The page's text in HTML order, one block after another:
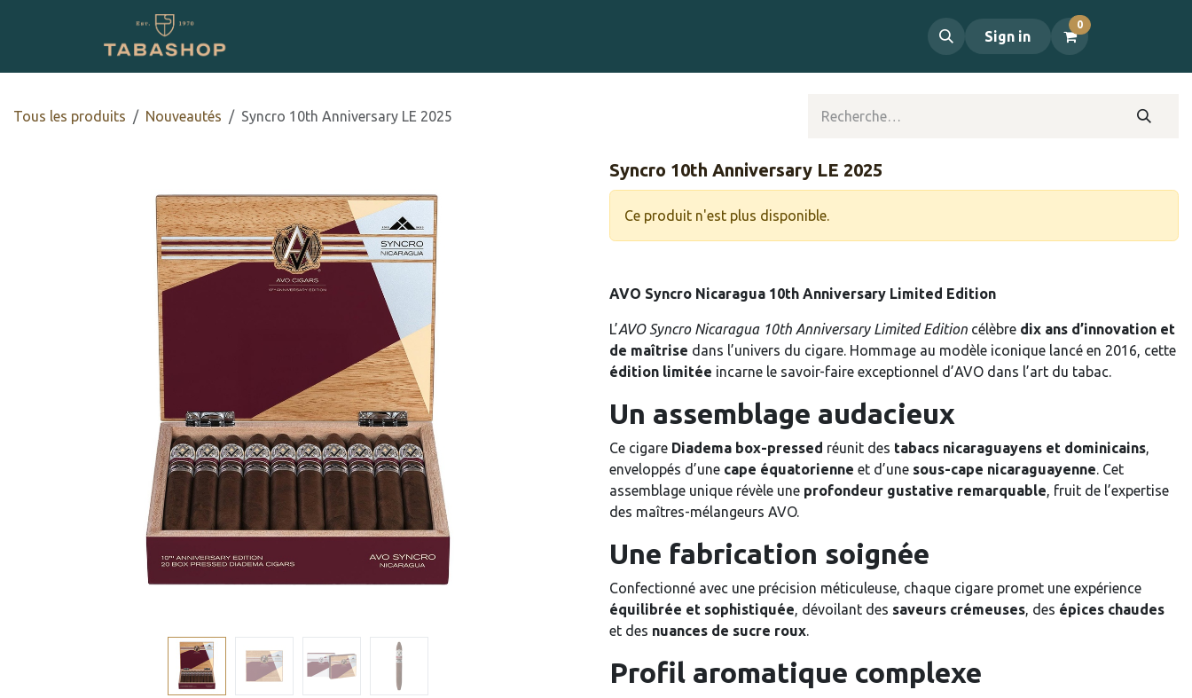
Sign in
0
Tous les produits ​Nouveautés Syncro 10th Anniversary LE 2025
Syncro 10th Anniversary LE 2025
Ce produit n'est plus disponible.
AVO Syncro Nicaragua 10th Anniversary Limited Edition
L’AVO Syncro Nicaragua 10th Anniversary Limited Edition célèbre dix ans d’innovation et
de maîtrise dans l’univers du cigare. Hommage au modèle iconique lancé en 2016, cette
édition limitée incarne le savoir-faire exceptionnel d’AVO dans l’art du tabac.
Un assemblage audacieux
Ce cigare Diadema box-pressed réunit des tabacs nicaraguayens et dominicains,
enveloppés d’une cape équatorienne et d’une sous-cape nicaraguayenne. Cet
assemblage unique révèle une profondeur gustative remarquable, fruit de l’expertise
des maîtres-mélangeurs AVO.
Une fabrication soignée
Confectionné avec une précision méticuleuse, chaque cigare promet une expérience
équilibrée et sophistiquée, dévoilant des saveurs crémeuses, des épices chaudes
et des nuances de sucre roux.
Profil aromatique complexe